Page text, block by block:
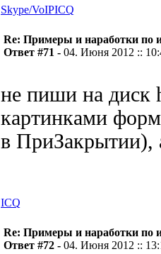
Skype/VoIPICQ
Re: Примеры и наработки по
Ответ #71 - 04. Июня 2012 ::
не пиши на диск
картинками
в ПриЗакрытии),
ICQ
Re: Примеры и наработки по
Ответ #72 - 04. Июня 2012 ::